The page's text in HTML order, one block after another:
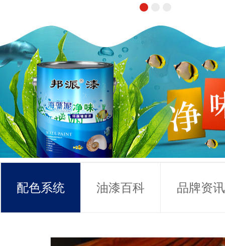
配色系统 油漆百科 品牌资讯
常见问题 联系方式